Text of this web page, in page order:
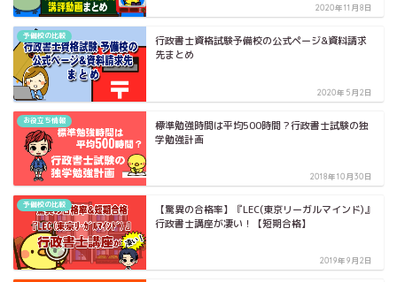
2020年11月8日
予備校の比較
行政書士資格試験予備校の公式ページ&資料請求
先まとめ
2020年5月2日
お役立ち情報
標準勉強時間は平均500時間？行政書士試験の独
学勉強計画
2018年10月30日
予備校の比較
【驚異の合格率】『LEC(東京リーガルマインド)』
行政書士講座が凄い！【短期合格】
2019年9月2日